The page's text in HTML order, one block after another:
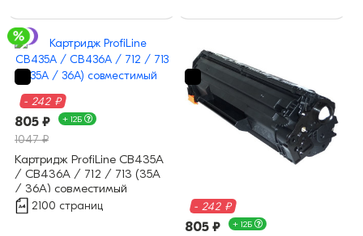
- 242 ₽
805 ₽ + 12Б
1047 ₽
Картридж ProfiLine CB435A
/ CB436A / 712 / 713 (35A
/ 36A) совместимый
2100 страниц - 242 ₽
805 ₽ + 12Б